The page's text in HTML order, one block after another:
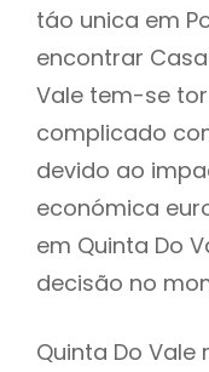
táo unica em
encontrar
Vale tem-se
complicado
devido ao
económica
em Quinta Do
decisão no
Quinta Do